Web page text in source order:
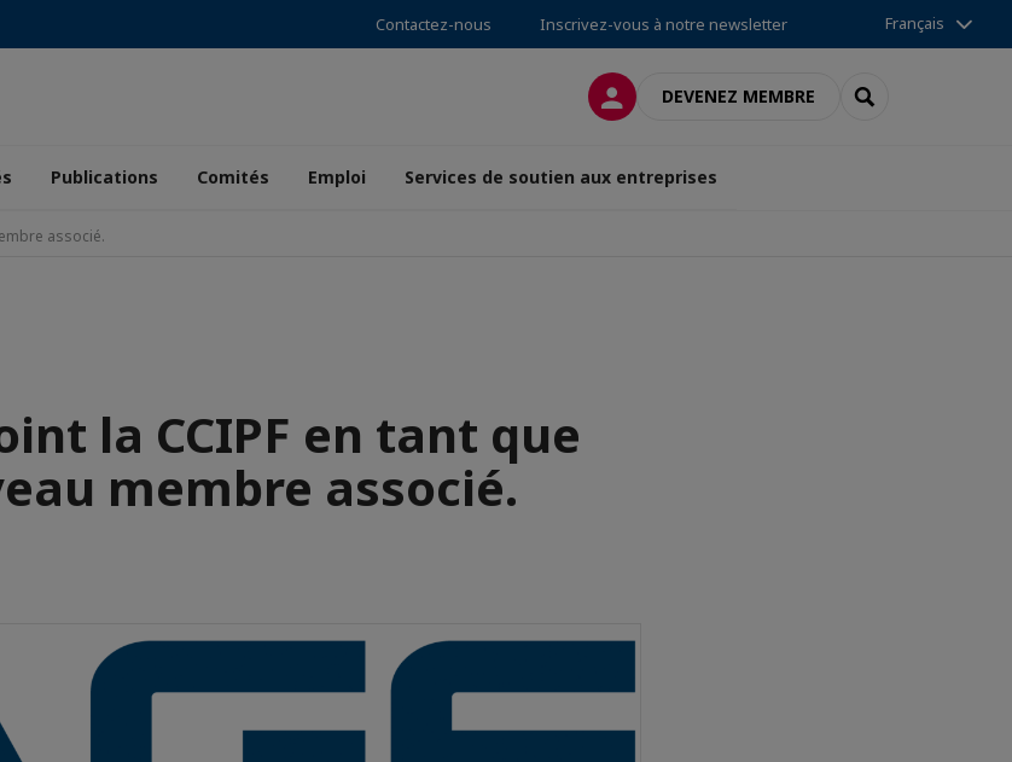
Contactez-nous Inscrivez-vous à notre newsletter Français
CONNEXIONDEVENEZ MEMBRE RECHERCHER
Publications Comités Emploi Services de soutien aux entreprises
associé.
la CCIPF en tant que
membre associé.